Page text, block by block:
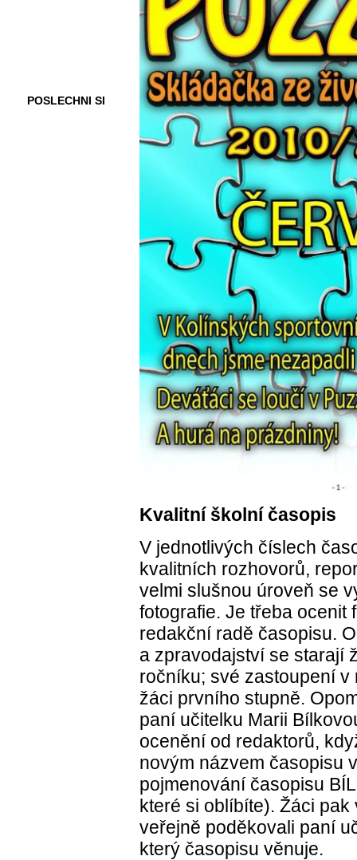
POSLECHNI SI
Kvalitní školní časopis
V jednotlivých číslech
kvalitních rozhovorů,
velmi slušnou úroveň se
fotografie. Je třeba ocenit
redakční radě časopisu.
a zpravodajství se starají
ročníku; své zastoupení
žáci prvního stupně.
paní učitelku Marii
ocenění od redaktorů,
novým názvem časopisu
pojmenování časopisu
které si oblíbíte). Žáci
veřejně poděkovali paní
který časopisu věnuje.